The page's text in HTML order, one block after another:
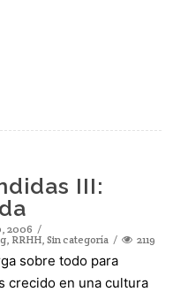
III:
2006
, RRHH, Sin categoría 2119
sobre todo para
crecido en una cultura